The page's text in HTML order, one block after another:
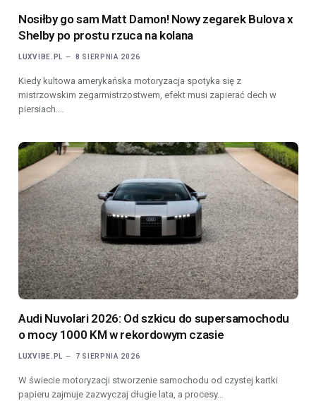
Nosiłby go sam Matt Damon! Nowy zegarek Bulova x
Shelby po prostu rzuca na kolana
LUXVIBE.PL 8 SIERPNIA 2026
Kiedy kultowa amerykańska motoryzacja spotyka się z
mistrzowskim zegarmistrzostwem, efekt musi zapierać dech w
piersiach.…
Audi Nuvolari 2026: Od szkicu do supersamochodu
o mocy 1000 KM w rekordowym czasie
LUXVIBE.PL 7 SIERPNIA 2026
W świecie motoryzacji stworzenie samochodu od czystej kartki
papieru zajmuje zazwyczaj długie lata, a procesy…